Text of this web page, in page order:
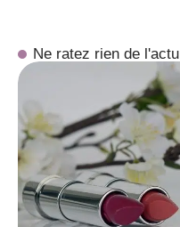
Ne ratez rien de l'actu